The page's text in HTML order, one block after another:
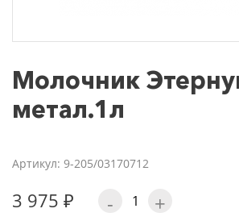
Молочник
метал.1л
Артикул: 9-205/03170712
3 975 ₽ - +